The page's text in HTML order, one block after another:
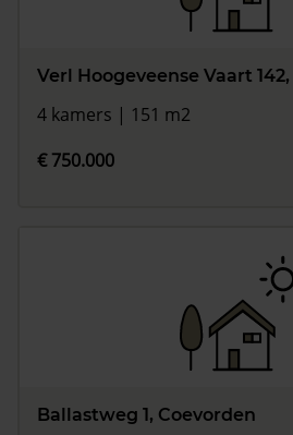
Verl Hoogeveense Vaart
4 kamers | 151 m2
€ 750.000
Ballastweg 1, Coevorden